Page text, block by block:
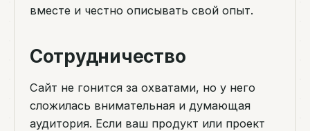
вместе и честно описывать свой опыт.
Сотрудничество
Сайт не гонится за охватами, но у него
сложилась внимательная и думающая
аудитория. Если ваш продукт или проект